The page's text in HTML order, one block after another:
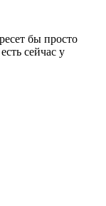
бы просто
сейчас у